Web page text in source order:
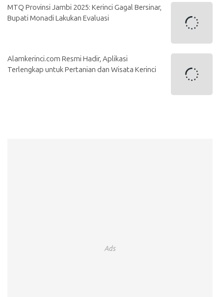
MTQ Provinsi Jambi 2025: Kerinci Gagal Bersinar,
Bupati Monadi Lakukan Evaluasi
Alamkerinci.com Resmi Hadir, Aplikasi
Terlengkap untuk Pertanian dan Wisata Kerinci
Ads